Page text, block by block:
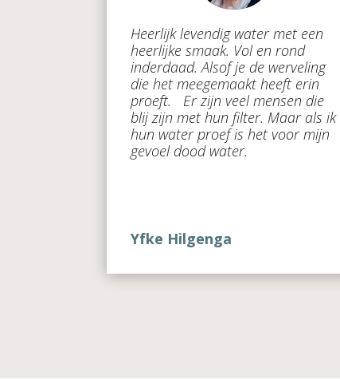
Heerlijk levendig water met een
heerlijke smaak. Vol en rond
inderdaad. Alsof je de werveling
die het meegemaakt heeft erin
proeft. Er zijn veel mensen die
blij zijn met hun filter. Maar als ik
hun water proef is het voor mijn
gevoel dood water.
Yfke Hilgenga